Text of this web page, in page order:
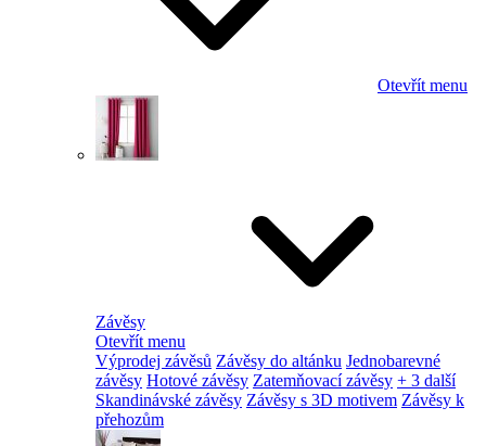
Otevřít menu
Závěsy
Otevřít menu
Výprodej závěsů Závěsy do altánku Jednobarevné
závěsy Hotové závěsy Zatemňovací závěsy + 3 další
Skandinávské závěsy Závěsy s 3D motivem Závěsy k
přehozům